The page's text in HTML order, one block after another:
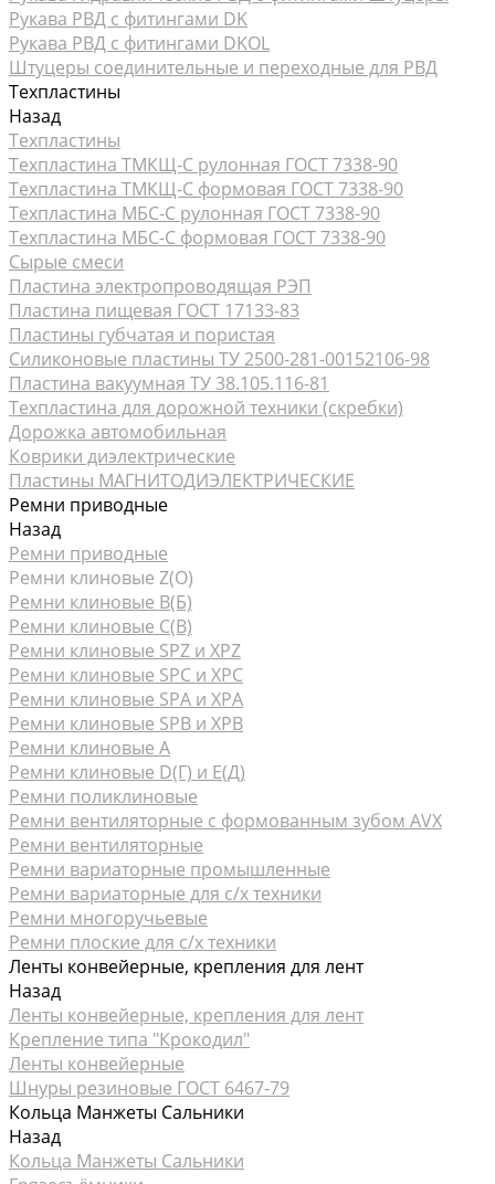
Рукава РВД с фитингами DK
Рукава РВД с фитингами DKOL
Штуцеры соединительные и переходные для РВД
Техпластины
Назад
Техпластины
Техпластина ТМКЩ-С рулонная ГОСТ 7338-90
Техпластина ТМКЩ-С формовая ГОСТ 7338-90
Техпластина МБС-С рулонная ГОСТ 7338-90
Техпластина МБС-С формовая ГОСТ 7338-90
Сырые смеси
Пластина электропроводящая РЭП
Пластина пищевая ГОСТ 17133-83
Пластины губчатая и пористая
Силиконовые пластины ТУ 2500-281-00152106-98
Пластина вакуумная ТУ 38.105.116-81
Техпластина для дорожной техники (скребки)
Дорожка автомобильная
Коврики диэлектрические
Пластины МАГНИТОДИЭЛЕКТРИЧЕСКИЕ
Ремни приводные
Назад
Ремни приводные
Ремни клиновые Z(О)
Ремни клиновые В(Б)
Ремни клиновые С(В)
Ремни клиновые SPZ и XPZ
Ремни клиновые SPC и XPC
Ремни клиновые SPA и XPA
Ремни клиновые SPB и XPB
Ремни клиновые А
Ремни клиновые D(Г) и Е(Д)
Ремни поликлиновые
Ремни вентиляторные с формованным зубом AVX
Ремни вентиляторные
Ремни вариаторные промышленные
Ремни вариаторные для с/х техники
Ремни многоручьевые
Ремни плоские для с/х техники
Ленты конвейерные, крепления для лент
Назад
Ленты конвейерные, крепления для лент
Крепление типа "Крокодил"
Ленты конвейерные
Шнуры резиновые ГОСТ 6467-79
Кольца Манжеты Сальники
Назад
Кольца Манжеты Сальники